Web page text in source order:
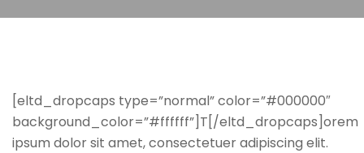
[eltd_dropcaps type=”normal” color=”#000000″
background_color=”#ffffff”]T[/eltd_dropcaps]orem
ipsum dolor sit amet, consectetuer adipiscing elit.